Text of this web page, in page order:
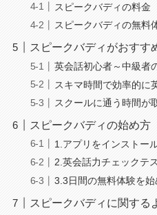
スピークバディの料金
スピークバディの無料
スピークバディがおすす
英会話初心者～中級者
スキマ時間で効率的に
スクールに通う時間が
スピークバディの始め方
1.アプリをインストー
2.英会話力チェックテ
3.3日間の無料体験を始
スピークバディに関する